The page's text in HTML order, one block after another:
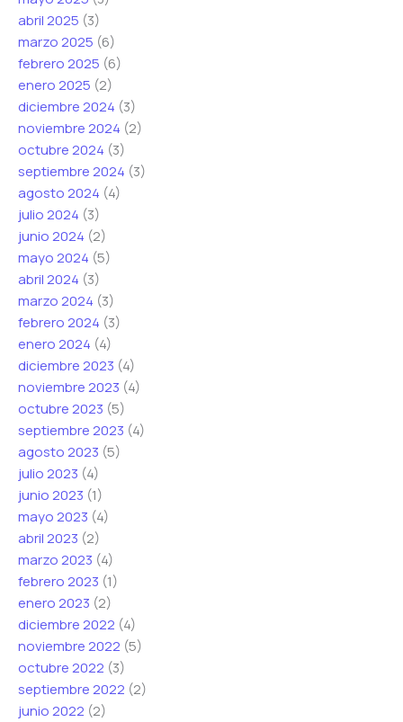
abril 2025 (3)
marzo 2025 (6)
febrero 2025 (6)
enero 2025 (2)
diciembre 2024 (3)
noviembre 2024 (2)
octubre 2024 (3)
septiembre 2024 (3)
agosto 2024 (4)
julio 2024 (3)
junio 2024 (2)
mayo 2024 (5)
abril 2024 (3)
marzo 2024 (3)
febrero 2024 (3)
enero 2024 (4)
diciembre 2023 (4)
noviembre 2023 (4)
octubre 2023 (5)
septiembre 2023 (4)
agosto 2023 (5)
julio 2023 (4)
junio 2023 (1)
mayo 2023 (4)
abril 2023 (2)
marzo 2023 (4)
febrero 2023 (1)
enero 2023 (2)
diciembre 2022 (4)
noviembre 2022 (5)
octubre 2022 (3)
septiembre 2022 (2)
junio 2022 (2)